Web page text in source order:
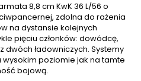
8,8 cm KwK 36 L/56 o
zdolna do rażenia
na dystansie kolejnych
pięciu członków: dowódcę,
ładowniczych. Systemy
wysokim poziomie jak na tamte
bojową.